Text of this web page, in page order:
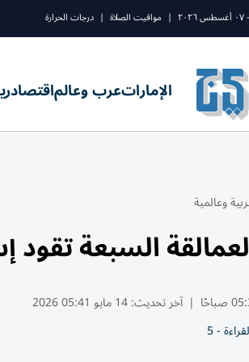
| مواقيت الصلاة | درجات الحرارة
الإماراتعرب وعالماقتصاد
وعالمية
السبعة
| آخر تحديث:14 مايو 05:41 2026
- 5